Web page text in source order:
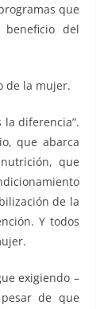
que
del
de la mujer.
la diferencia”.
que abarca
que
de la
Y todos
exigiendo –
de que